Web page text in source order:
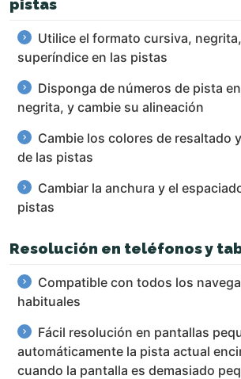
pistas
Utilice el formato cursiva,
superíndice en las pistas
Disponga de números de pista
negrita, y cambie su alineación
Cambie los colores de resaltado
de las pistas
Cambiar la anchura y el
pistas
Resolución en teléfonos y
Compatible con todos los
habituales
Fácil resolución en pantallas
automáticamente la pista actual
cuando la pantalla es demasiado